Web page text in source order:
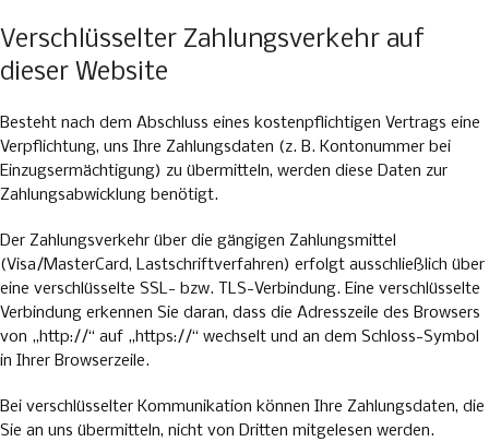
Verschlüsselter Zahlungsverkehr auf
dieser Website
Besteht nach dem Abschluss eines kostenpflichtigen Vertrags eine
Verpflichtung, uns Ihre Zahlungsdaten (z. B. Kontonummer bei
Einzugsermächtigung) zu übermitteln, werden diese Daten zur
Zahlungsabwicklung benötigt.
Der Zahlungsverkehr über die gängigen Zahlungsmittel
(Visa/MasterCard, Lastschriftverfahren) erfolgt ausschließlich über
eine verschlüsselte SSL- bzw. TLS-Verbindung. Eine verschlüsselte
Verbindung erkennen Sie daran, dass die Adresszeile des Browsers
von „http://“ auf „https://“ wechselt und an dem Schloss-Symbol
in Ihrer Browserzeile.
Bei verschlüsselter Kommunikation können Ihre Zahlungsdaten, die
Sie an uns übermitteln, nicht von Dritten mitgelesen werden.